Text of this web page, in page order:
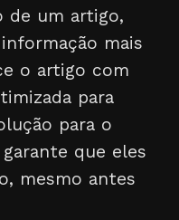
de um artigo,
mais
o artigo com
para
para o
que eles
mesmo antes